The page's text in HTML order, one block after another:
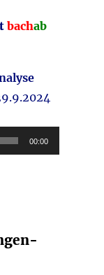
bachab
00:00